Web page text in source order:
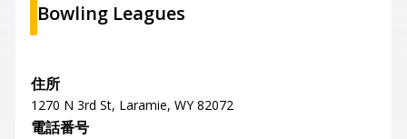
Bowling Leagues
住所
1270 N 3rd St, Laramie, WY 82072
電話番号